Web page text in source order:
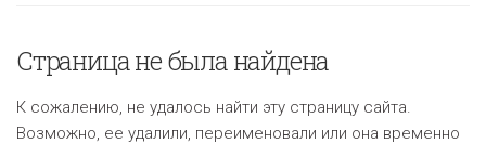
Страница не была найдена
К сожалению, не удалось найти эту страницу сайта.
Возможно, ее удалили, переименовали или она временно